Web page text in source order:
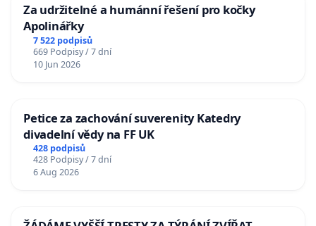
Za udržitelné a humánní řešení pro kočky
Apolinářky
7 522 podpisů
669 Podpisy / 7 dní
10 Jun 2026
Petice za zachování suverenity Katedry
divadelní vědy na FF UK
428 podpisů
428 Podpisy / 7 dní
6 Aug 2026